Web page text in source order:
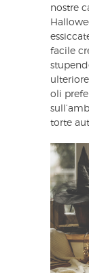
nostre
facile
oli
torte